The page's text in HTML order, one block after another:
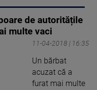
de autoritățile
multe vaci
11-04-2018 | 16:35
Un bărbat
acuzat că a
furat mai multe